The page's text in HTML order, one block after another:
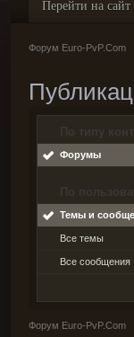
Перейти на сайт
Форум Euro-PvP.Com
По типу
Форумы
По
Темы и
Все темы
Все сообщения
Форум Euro-PvP.Com